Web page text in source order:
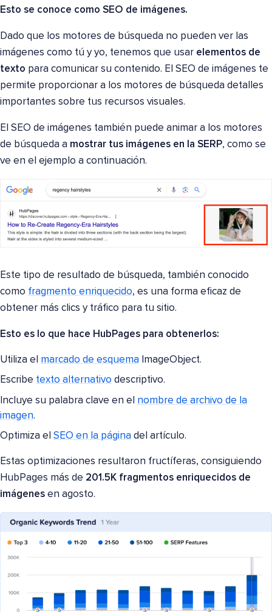
Esto se conoce como SEO de imágenes.
Dado que los motores de búsqueda no pueden ver las
imágenes como tú y yo, tenemos que usar elementos de
texto para comunicar su contenido. El SEO de imágenes te
permite proporcionar a los motores de búsqueda detalles
importantes sobre tus recursos visuales.
El SEO de imágenes también puede animar a los motores
de búsqueda a mostrar tus imágenes en la SERP, como se
ve en el ejemplo a continuación.
Este tipo de resultado de búsqueda, también conocido
como fragmento enriquecido, es una forma eficaz de
obtener más clics y tráfico para tu sitio.
Esto es lo que hace HubPages para obtenerlos:
Utiliza el marcado de esquema ImageObject.
Escribe texto alternativo descriptivo.
Incluye su palabra clave en el nombre de archivo de la
imagen.
Optimiza el SEO en la página del artículo.
Estas optimizaciones resultaron fructíferas, consiguiendo
HubPages más de 201.5K fragmentos enriquecidos de
imágenes en agosto.